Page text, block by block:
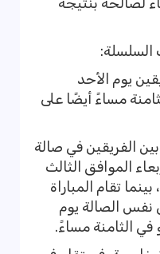
السلسلة:
يوم الأحد
مساءً أيضًا على
الفريقين في صالة
الموافق الثالث
تقام المباراة
نفس الصالة يوم
الثامنة مساءً.